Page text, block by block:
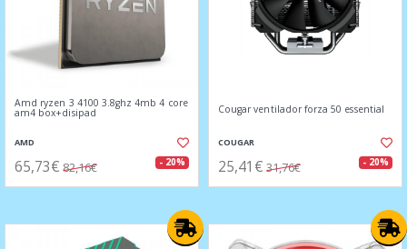
Amd ryzen 3 4100 3.8ghz 4mb 4 core
am4 box+disipad
AMD
65,73€ 82,16€ - 20%
Cougar ventilador forza 50 essential
COUGAR
25,41€ 31,76€ - 20%